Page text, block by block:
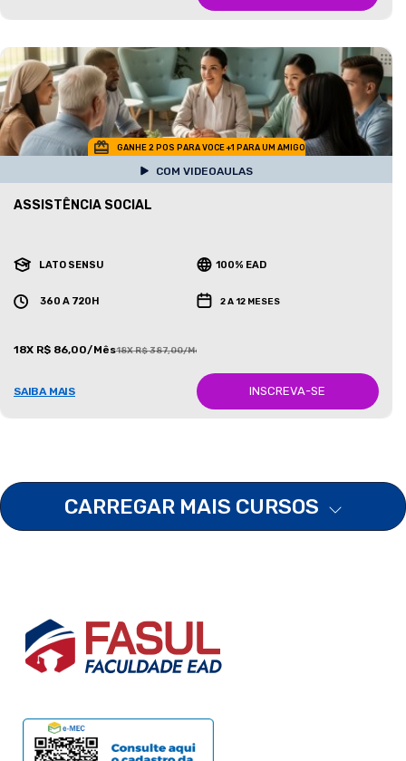
GANHE 2 POS PARA VOCE +1 PARA UM AMIGO
COM VIDEOAULAS
ASSISTÊNCIA SOCIAL
LATO SENSU 100% EAD
360 A 720H 2 A 12 MESES
18X R$ 86,00/Mês18X R$ 387,00/Mês
SAIBA MAIS INSCREVA-SE
CARREGAR MAIS CURSOS